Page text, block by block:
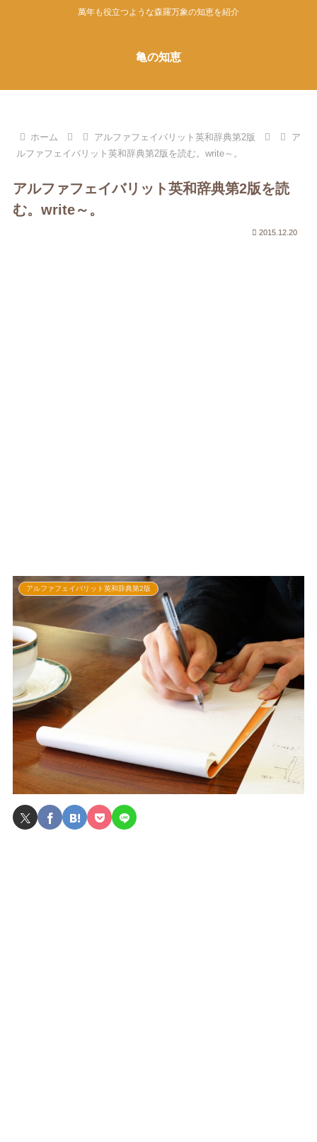
萬年も役立つような森羅万象の知恵を紹介
亀の知恵
ホーム アルファフェイバリット英和辞典第2版
ア
ルファフェイバリット英和辞典第2版を読む。write～。
アルファフェイバリット英和辞典第2版を読
む。write～。
2015.12.20
アルファフェイバリット英和辞典第2版